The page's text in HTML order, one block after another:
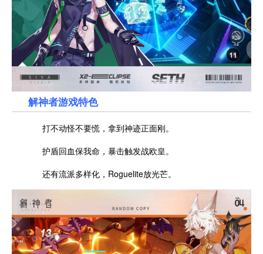
解神者游戏特色
打不动怪不要慌，拿到神迹正面刚。
护盾回血保我命，暴击触发战欧皇。
还有流派多样化，Roguelite放光芒。